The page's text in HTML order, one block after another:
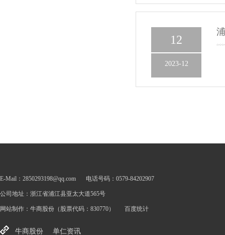
12
2023-12
E-Mail：2850293198@qq.com 电话号码：0579-84202907
公司地址：浙江省浦江县亚太大道565号
网站制作： 牛商股份 （股票代码：830770） 百度统计
牛商股份 单仁资讯